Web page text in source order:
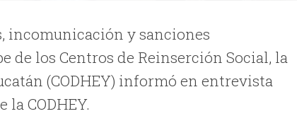
incomunicación y sanciones
de los Centros de Reinserción Social, la
(CODHEY) informó en entrevista
CODHEY.